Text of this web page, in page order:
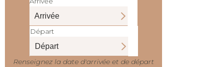
Départ
Renseignez la date d'arrivée et de départ